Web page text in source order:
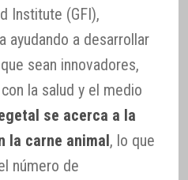
Institute (GFI),
ayudando a desarrollar
sean innovadores,
la salud y el medio
se acerca a la
la carne animal, lo que
número de